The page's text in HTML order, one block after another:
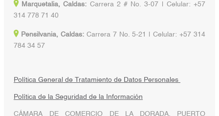
Marquetalia, Caldas: Carrera 2 # No. 3-07 | Celular: +57
314 778 71 40
Pensilvania, Caldas:Carrera 7 No. 5-21 | Celular: +57 314
784 34 57
Política General de Tratamiento de Datos Personales
Política de la Seguridad de la Información
CÁMARA DE COMERCIO DE LA DORADA, PUERTO